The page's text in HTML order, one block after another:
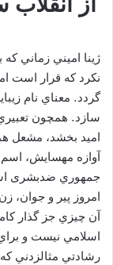
ژينا اميني زماني
نکرد که قرار است
گردد. معناي نام
سازد. همچون
اميد بخشد، مشعل
آوازه مهسايش،
جمهوري ضدبشری
امروز پير و جوان،
آن چيزي جز گذار
اسلامي نيست و
رشادتي مثالزدني که